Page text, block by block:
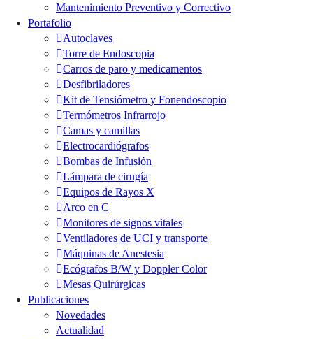
Mantenimiento Preventivo y Correctivo
Portafolio
Autoclaves
Torre de Endoscopia
Carros de paro y medicamentos
Desfibriladores
Kit de Tensiómetro y Fonendoscopio
Termómetros Infrarrojo
Camas y camillas
Electrocardiógrafos
Bombas de Infusión
Lámpara de cirugía
Equipos de Rayos X
Arco en C
Monitores de signos vitales
Ventiladores de UCI y transporte
Máquinas de Anestesia
Ecógrafos B/W y Doppler Color
Mesas Quirúrgicas
Publicaciones
Novedades
Actualidad